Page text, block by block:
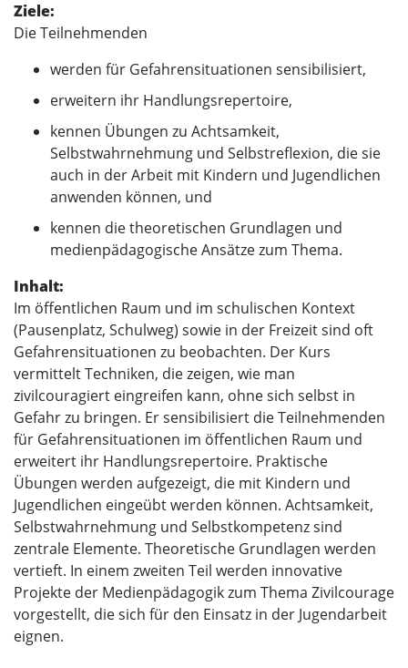
Ziele:
Die Teilnehmenden
werden für Gefahrensituationen sensibilisiert,
erweitern ihr Handlungsrepertoire,
kennen Übungen zu Achtsamkeit,
Selbstwahrnehmung und Selbstreflexion, die sie
auch in der Arbeit mit Kindern und Jugendlichen
anwenden können, und
kennen die theoretischen Grundlagen und
medienpädagogische Ansätze zum Thema.
Inhalt:
Im öffentlichen Raum und im schulischen Kontext
(Pausenplatz, Schulweg) sowie in der Freizeit sind oft
Gefahrensituationen zu beobachten. Der Kurs
vermittelt Techniken, die zeigen, wie man
zivilcouragiert eingreifen kann, ohne sich selbst in
Gefahr zu bringen. Er sensibilisiert die Teilnehmenden
für Gefahrensituationen im öffentlichen Raum und
erweitert ihr Handlungsrepertoire. Praktische
Übungen werden aufgezeigt, die mit Kindern und
Jugendlichen eingeübt werden können. Achtsamkeit,
Selbstwahrnehmung und Selbstkompetenz sind
zentrale Elemente. Theoretische Grundlagen werden
vertieft. In einem zweiten Teil werden innovative
Projekte der Medienpädagogik zum Thema Zivilcourage
vorgestellt, die sich für den Einsatz in der Jugendarbeit
eignen.